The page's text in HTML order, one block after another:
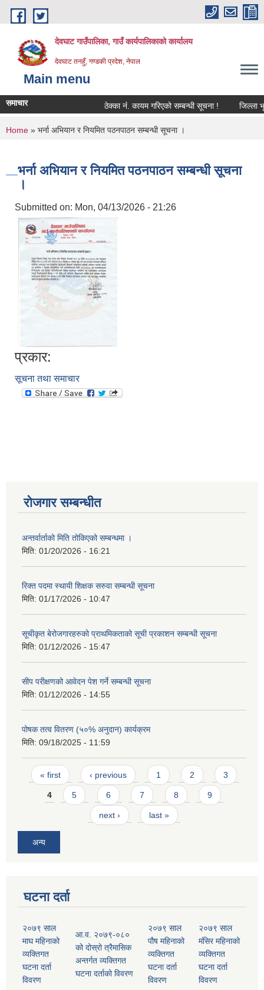
Skip to main content
देवघाट गाउँपालिका, गाउँ कार्यपालिकाको कार्यालय
देवघाट तनहुँ, गण्डकी प्रदेश, नेपाल
Main menu
समाचार ठेक्का नंं. कायम गरिएको सम्बन्धी सूचना ! जिल्ला
You are here
Home » भर्ना अभियान र नियमित पठनपाठन सम्बन्धी सूचना ।
भर्ना अभियान र नियमित पठनपाठन सम्बन्धी सूचना
।
Submitted on: Mon, 04/13/2026 - 21:26
प्रकार:
सूचना तथा समाचार
रोजगार सम्बन्धीत
अन्तर्वार्ताको मिति तोकिएको सम्बन्धमा ।
मिति: 01/20/2026 - 16:21
रिक्त पदमा स्थायी शिक्षक सरुवा सम्बन्धी सूचना
मिति: 01/17/2026 - 10:47
सूचीकृत बेरोजगारहरुको प्राथमिकताको सूची प्रकाशन सम्बन्धी सूचना
मिति: 01/12/2026 - 15:47
सीप परीक्षणको आवेदन पेश गर्ने सम्बन्धी सूचना
मिति: 01/12/2026 - 14:55
पोषक तत्व वितरण (५०% अनुदान) कार्यक्रम
मिति: 09/18/2025 - 11:59
Pages
« first ‹ previous 1 2 3
4 5 6 7 8 9
next › last »
अन्य
घटना दर्ता
२०७९ साल
माघ महिनाको
व्यक्तिगत
घटना दर्ता
विवरण
आ.व. २०७९-०८०
को दोस्रो त्रैमासिक
अन्तर्गत व्यक्तिगत
घटना दर्ताको विवरण
२०७९ साल
पौष महिनाको
व्यक्तिगत
घटना दर्ता
विवरण
२०७९ साल
मंसिर महिनाको
व्यक्तिगत
घटना दर्ता
विवरण